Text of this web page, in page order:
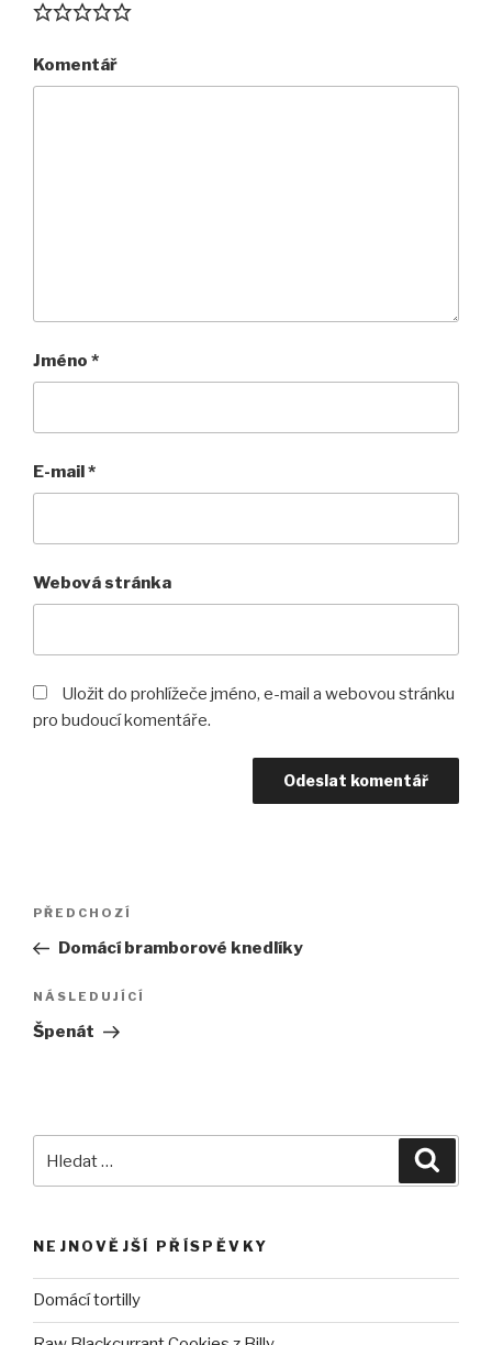
Komentář
Jméno *
E-mail*
Webová stránka
Uložit do prohlížeče jméno, e-mail a webovou stránku
pro budoucí komentáře.
Navigace
Předchozí
příspěvek
PŘEDCHOZÍ
Domácí bramborové knedlíky
Následující
příspěvek
NÁSLEDUJÍCÍ
Špenát
NEJNOVĚJŠÍ PŘÍSPĚVKY
Domácí tortilly